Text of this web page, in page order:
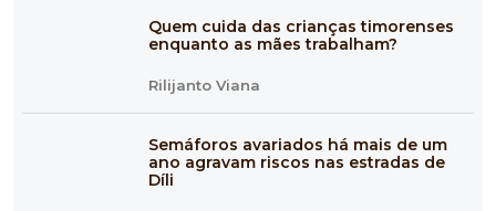
Quem cuida das crianças timorenses
enquanto as mães trabalham?
Rilijanto Viana
Semáforos avariados há mais de um
ano agravam riscos nas estradas de
Díli